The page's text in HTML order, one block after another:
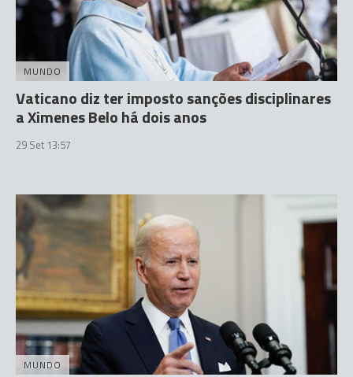
MUNDO
Vaticano diz ter imposto sanções disciplinares
a Ximenes Belo há dois anos
29 Set 13:57
MUNDO